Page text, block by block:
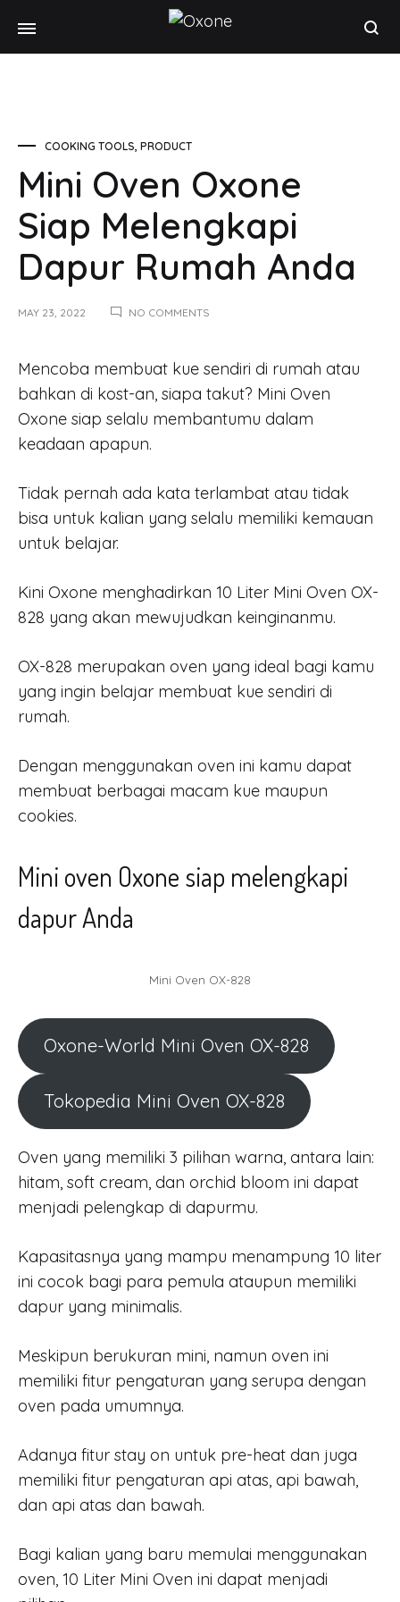
Oxone
Chef
COOKING TOOLS, PRODUCT
Mini Oven Oxone
Siap Melengkapi
Dapur Rumah Anda
MAY 23, 2022 NO COMMENTS
Mencoba membuat kue sendiri di rumah atau
bahkan di kost-an, siapa takut? Mini Oven
Oxone siap selalu membantumu dalam
keadaan apapun.
Tidak pernah ada kata terlambat atau tidak
bisa untuk kalian yang selalu memiliki kemauan
untuk belajar.
Kini Oxone menghadirkan 10 Liter Mini Oven OX-
828 yang akan mewujudkan keinginanmu.
OX-828 merupakan oven yang ideal bagi kamu
yang ingin belajar membuat kue sendiri di
rumah.
Dengan menggunakan oven ini kamu dapat
membuat berbagai macam kue maupun
cookies.
Mini oven Oxone siap melengkapi
dapur Anda
Mini Oven OX-828
Oxone-World Mini Oven OX-828
Tokopedia Mini Oven OX-828
Oven yang memiliki 3 pilihan warna, antara lain:
hitam, soft cream, dan orchid bloom ini dapat
menjadi pelengkap di dapurmu.
Kapasitasnya yang mampu menampung 10 liter
ini cocok bagi para pemula ataupun memiliki
dapur yang minimalis.
Meskipun berukuran mini, namun oven ini
memiliki fitur pengaturan yang serupa dengan
oven pada umumnya.
Adanya fitur stay on untuk pre-heat dan juga
memiliki fitur pengaturan api atas, api bawah,
dan api atas dan bawah.
Bagi kalian yang baru memulai menggunakan
oven, 10 Liter Mini Oven ini dapat menjadi